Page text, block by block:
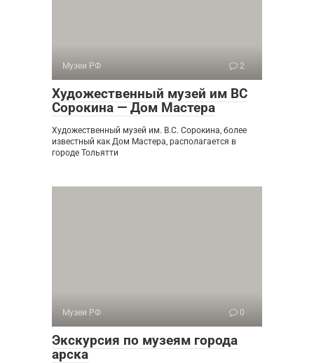
Музеи РФ 2
Художественный музей им ВС
Сорокина — Дом Мастера
Художественный музей им. В.С. Сорокина, более
известный как Дом Мастера, располагается в
городе Тольятти
Музеи РФ 0
Экскурсия по музеям города
арска